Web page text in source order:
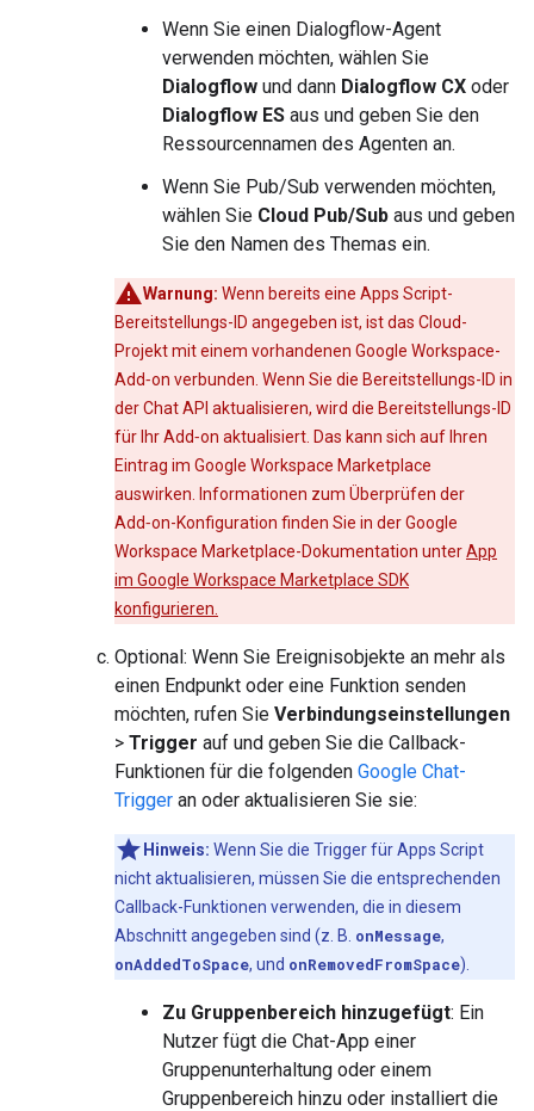
Wenn Sie einen Dialogflow-Agent
verwenden möchten, wählen Sie
Dialogflow und dann Dialogflow CX oder
Dialogflow ES aus und geben Sie den
Ressourcennamen des Agenten an.
Wenn Sie Pub/Sub verwenden möchten,
wählen Sie Cloud Pub/Sub aus und geben
Sie den Namen des Themas ein.
Warnung: Wenn bereits eine Apps Script-
Bereitstellungs-ID angegeben ist, ist das Cloud-
Projekt mit einem vorhandenen Google Workspace-
Add‑on verbunden. Wenn Sie die Bereitstellungs-ID in
der Chat API aktualisieren, wird die Bereitstellungs-ID
für Ihr Add‑on aktualisiert. Das kann sich auf Ihren
Eintrag im Google Workspace Marketplace
auswirken. Informationen zum Überprüfen der
Add‑on-Konfiguration finden Sie in der Google
Workspace Marketplace-Dokumentation unterApp
im Google Workspace Marketplace SDK
konfigurieren.
Optional: Wenn Sie Ereignisobjekte an mehr als
einen Endpunkt oder eine Funktion senden
möchten, rufen Sie Verbindungseinstellungen
> Trigger auf und geben Sie die Callback-
Funktionen für die folgenden Google Chat-
Trigger an oder aktualisieren Sie sie:
Hinweis: Wenn Sie die Trigger für Apps Script
nicht aktualisieren, müssen Sie die entsprechenden
Callback-Funktionen verwenden, die in diesem
Abschnitt angegeben sind (z. B. onMessage,
onAddedToSpace, und onRemovedFromSpace).
Zu Gruppenbereich hinzugefügt: Ein
Nutzer fügt die Chat-App einer
Gruppenunterhaltung oder einem
Gruppenbereich hinzu oder installiert die